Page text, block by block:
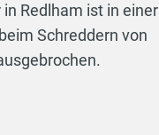
Redlham ist in einer
Schreddern von